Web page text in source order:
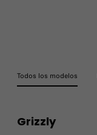
Todos los modelos
Grizzly